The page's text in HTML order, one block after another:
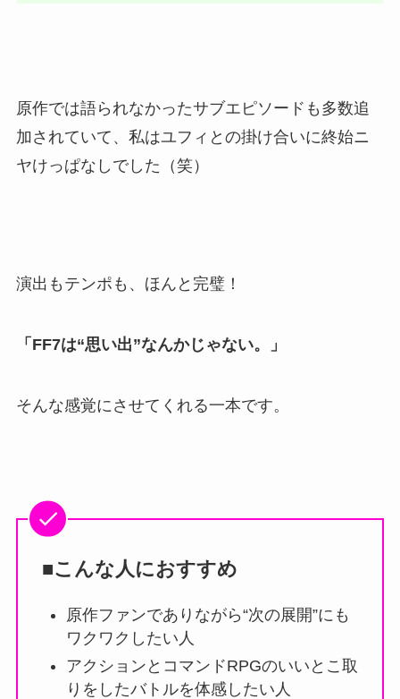
原作では語られなかったサブエピソードも多数追
加されていて、私はユフィとの掛け合いに終始ニ
ヤけっぱなしでした（笑）
演出もテンポも、ほんと完璧！
「FF7は“思い出”なんかじゃない。」
そんな感覚にさせてくれる一本です。
■こんな人におすすめ
原作ファンでありながら“次の展開”にも
ワクワクしたい人
アクションとコマンドRPGのいいとこ取
りをしたバトルを体感したい人